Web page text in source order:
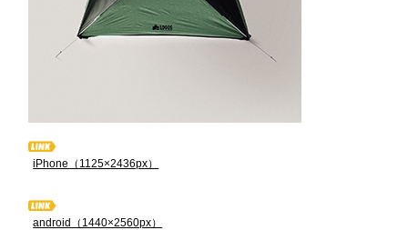
iPhone（1125×2436px）
android（1440×2560px）